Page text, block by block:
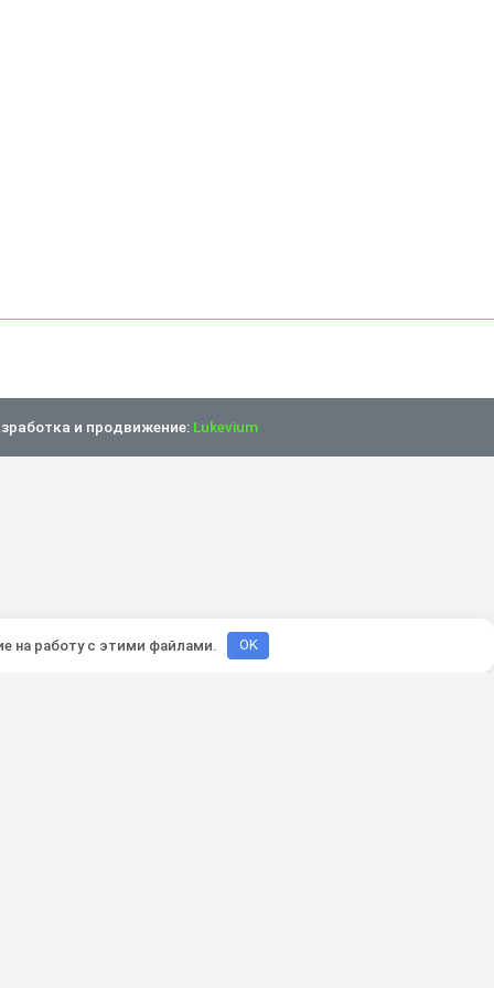
и продвижение: Lukevium
на работу с этими файлами. OK